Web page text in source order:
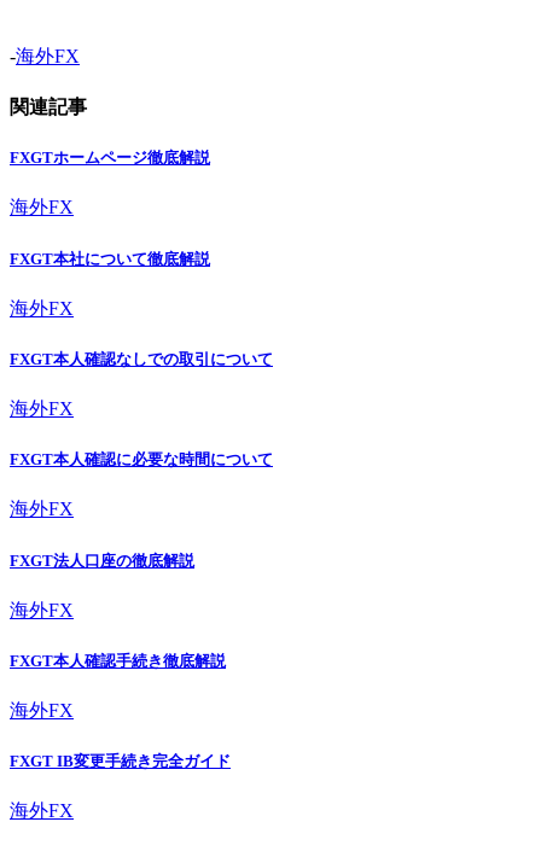
-海外FX
関連記事
FXGTホームページ徹底解説
海外FX
FXGT本社について徹底解説
海外FX
FXGT本人確認なしでの取引について
海外FX
FXGT本人確認に必要な時間について
海外FX
FXGT法人口座の徹底解説
海外FX
FXGT本人確認手続き徹底解説
海外FX
FXGT IB変更手続き完全ガイド
海外FX